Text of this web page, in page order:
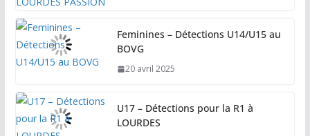
Feminines – Détections U14/U15 au
BOVG
20 avril 2025
U17 – Détections pour la R1 à
LOURDES